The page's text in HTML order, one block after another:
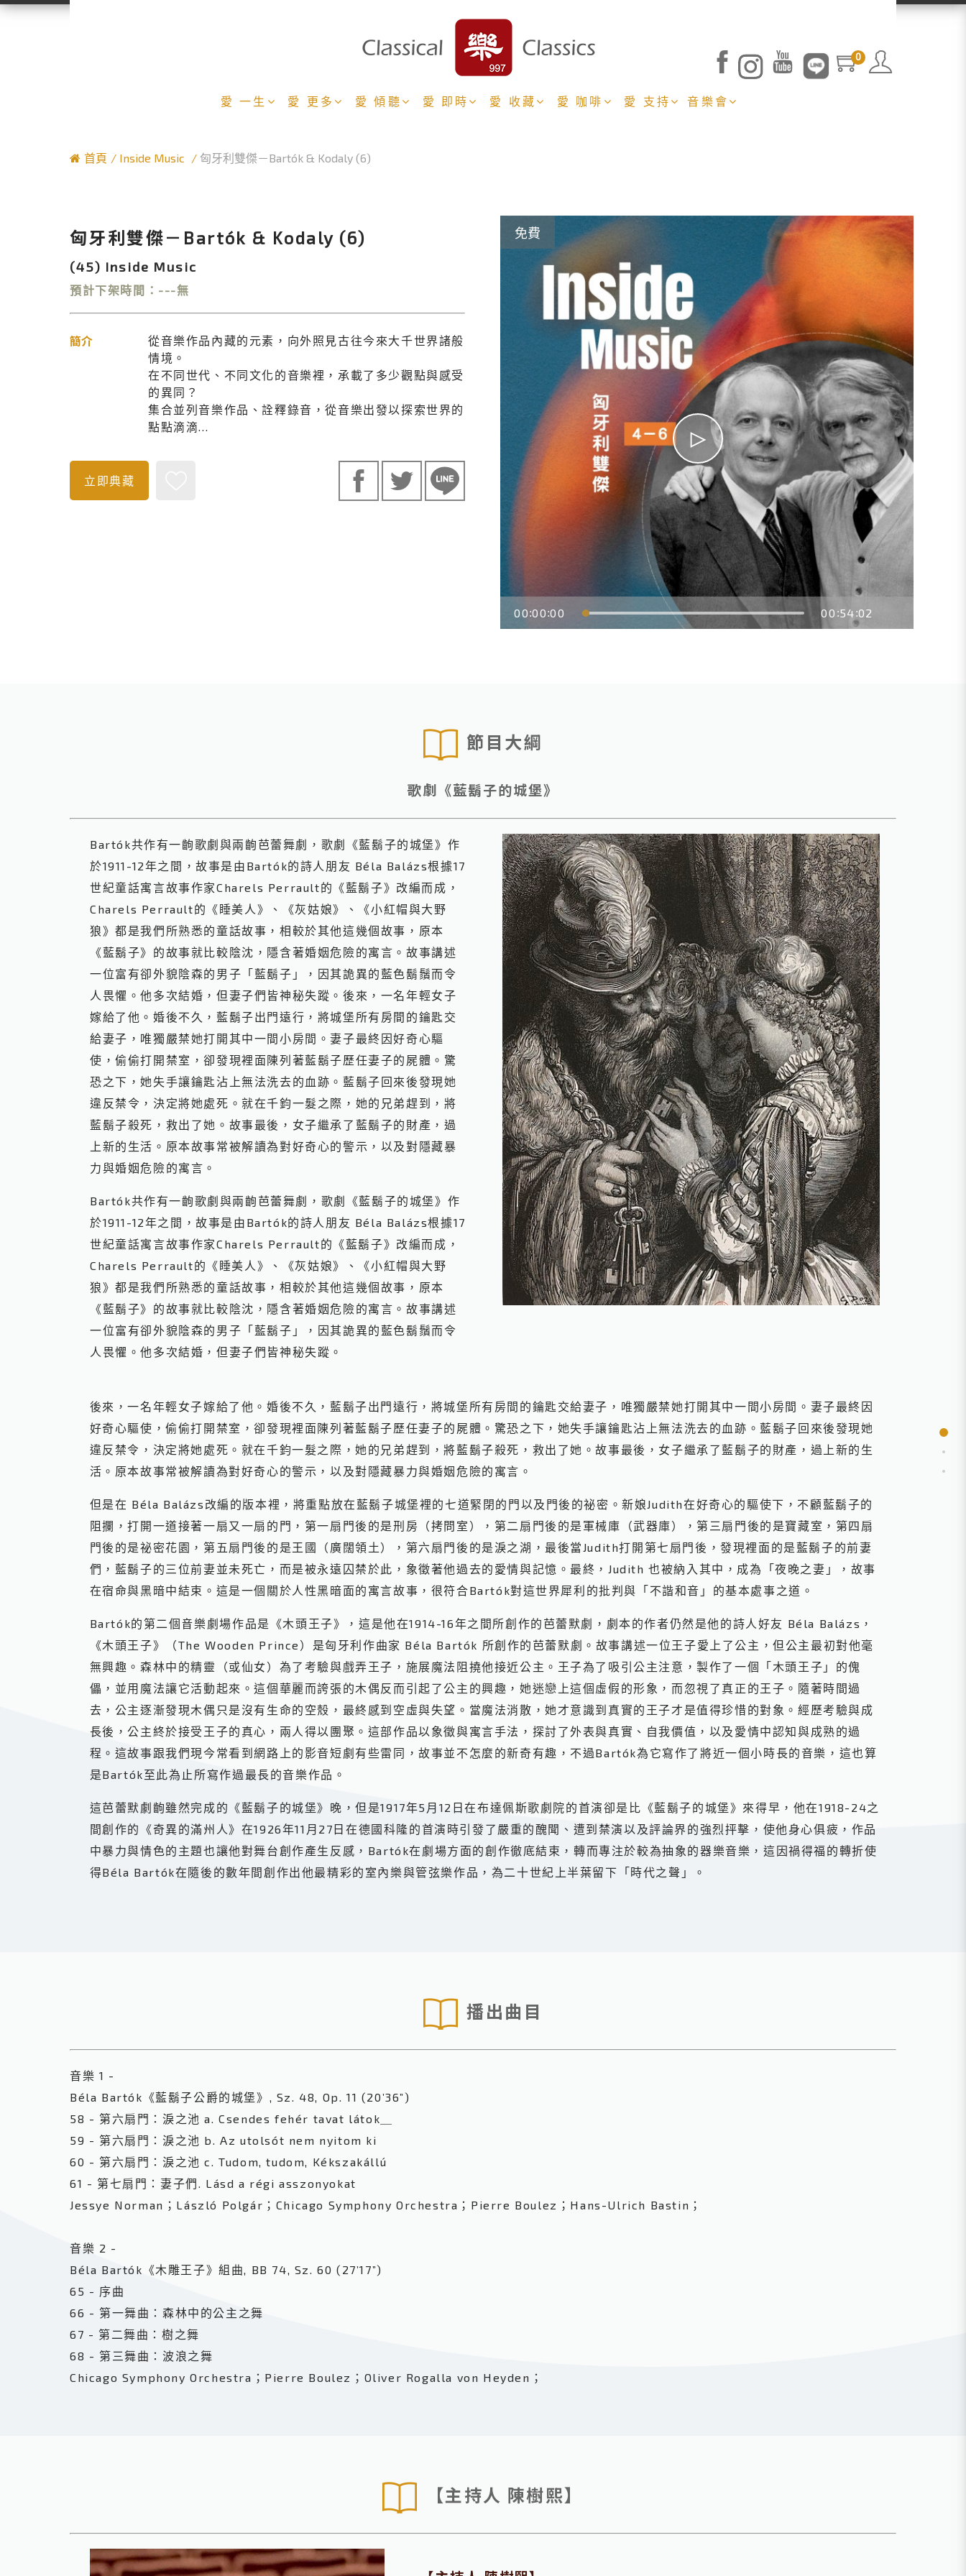
0
愛 一生 愛 更多 愛 傾聽 愛 即時 愛 收藏 愛 咖啡 愛 支持 音樂會
首頁 Inside Music 匈牙利雙傑－Bartók & Kodaly (6)
匈牙利雙傑－Bartók & Kodaly (6)
(45) Inside Music
預計下架時間：---無
簡介
從音樂作品內藏的元素，向外照見古往今來大千世界諸般
情境。
在不同世代、不同文化的音樂裡，承載了多少觀點與感受
的異同？
集合並列音樂作品、詮釋錄音，從音樂出發以探索世界的
點點滴滴...
立即典藏
00:00:00 00 :54:02
節目大綱
歌劇《藍鬍子的城堡》
Bartók共作有一齣歌劇與兩齣芭蕾舞劇，歌劇《藍鬍子的城堡》作
於1911-12年之間，故事是由Bartók的詩人朋友 Béla Balázs根據17
世紀童話寓言故事作家Charels Perrault的《藍鬍子》改編而成，
Charels Perrault的《睡美人》、《灰姑娘》、《小紅帽與大野
狼》都是我們所熟悉的童話故事，相較於其他這幾個故事，原本
《藍鬍子》的故事就比較陰沈，隱含著婚姻危險的寓言。故事講述
一位富有卻外貌陰森的男子「藍鬍子」，因其詭異的藍色鬍鬚而令
人畏懼。他多次結婚，但妻子們皆神秘失蹤。後來，一名年輕女子
嫁給了他。婚後不久，藍鬍子出門遠行，將城堡所有房間的鑰匙交
給妻子，唯獨嚴禁她打開其中一間小房間。妻子最終因好奇心驅
使，偷偷打開禁室，卻發現裡面陳列著藍鬍子歷任妻子的屍體。驚
恐之下，她失手讓鑰匙沾上無法洗去的血跡。藍鬍子回來後發現她
違反禁令，決定將她處死。就在千鈞一髮之際，她的兄弟趕到，將
藍鬍子殺死，救出了她。故事最後，女子繼承了藍鬍子的財產，過
上新的生活。原本故事常被解讀為對好奇心的警示，以及對隱藏暴
力與婚姻危險的寓言。
Bartók共作有一齣歌劇與兩齣芭蕾舞劇，歌劇《藍鬍子的城堡》作
於1911-12年之間，故事是由Bartók的詩人朋友 Béla Balázs根據17
世紀童話寓言故事作家Charels Perrault的《藍鬍子》改編而成，
Charels Perrault的《睡美人》、《灰姑娘》、《小紅帽與大野
狼》都是我們所熟悉的童話故事，相較於其他這幾個故事，原本
《藍鬍子》的故事就比較陰沈，隱含著婚姻危險的寓言。故事講述
一位富有卻外貌陰森的男子「藍鬍子」，因其詭異的藍色鬍鬚而令
人畏懼。他多次結婚，但妻子們皆神秘失蹤。
後來，一名年輕女子嫁給了他。婚後不久，藍鬍子出門遠行，將城堡所有房間的鑰匙交給妻子，唯獨嚴禁她打開其中一間小房間。妻子最終因
好奇心驅使，偷偷打開禁室，卻發現裡面陳列著藍鬍子歷任妻子的屍體。驚恐之下，她失手讓鑰匙沾上無法洗去的血跡。藍鬍子回來後發現她
違反禁令，決定將她處死。就在千鈞一髮之際，她的兄弟趕到，將藍鬍子殺死，救出了她。故事最後，女子繼承了藍鬍子的財產，過上新的生
活。原本故事常被解讀為對好奇心的警示，以及對隱藏暴力與婚姻危險的寓言。
但是在 Béla Balázs改編的版本裡，將重點放在藍鬍子城堡裡的七道緊閉的門以及門後的祕密。新娘Judith在好奇心的驅使下，不顧藍鬍子的
阻攔，打開一道接著一扇又一扇的門，第一扇門後的是刑房（拷問室），第二扇門後的是軍械庫（武器庫），第三扇門後的是寶藏室，第四扇
門後的是祕密花園，第五扇門後的是王國（廣闊領土），第六扇門後的是淚之湖，最後當Judith打開第七扇門後，發現裡面的是藍鬍子的前妻
們，藍鬍子的三位前妻並未死亡，而是被永遠囚禁於此，象徵著他過去的愛情與記憶。最終，Judith 也被納入其中，成為「夜晚之妻」，故事
在宿命與黑暗中結束。這是一個關於人性黑暗面的寓言故事，很符合Bartók對這世界犀利的批判與「不諧和音」的基本處事之道。
Bartók的第二個音樂劇場作品是《木頭王子》，這是他在1914-16年之間所創作的芭蕾默劇，劇本的作者仍然是他的詩人好友 Béla Balázs，
《木頭王子》（The Wooden Prince）是匈牙利作曲家 Béla Bartók 所創作的芭蕾默劇。故事講述一位王子愛上了公主，但公主最初對他毫
無興趣。森林中的精靈（或仙女）為了考驗與戲弄王子，施展魔法阻撓他接近公主。王子為了吸引公主注意，製作了一個「木頭王子」的傀
儡，並用魔法讓它活動起來。這個華麗而誇張的木偶反而引起了公主的興趣，她迷戀上這個虛假的形象，而忽視了真正的王子。隨著時間過
去，公主逐漸發現木偶只是沒有生命的空殼，最終感到空虛與失望。當魔法消散，她才意識到真實的王子才是值得珍惜的對象。經歷考驗與成
長後，公主終於接受王子的真心，兩人得以團聚。這部作品以象徵與寓言手法，探討了外表與真實、自我價值，以及愛情中認知與成熟的過
程。這故事跟我們現今常看到網路上的影音短劇有些雷同，故事並不怎麼的新奇有趣，不過Bartók為它寫作了將近一個小時長的音樂，這也算
是Bartók至此為止所寫作過最長的音樂作品。
這芭蕾默劇齣雖然完成的《藍鬍子的城堡》晚，但是1917年5月12日在布達佩斯歌劇院的首演卻是比《藍鬍子的城堡》來得早，他在1918-24之
間創作的《奇異的滿州人》在1926年11月27日在德國科隆的首演時引發了嚴重的醜聞、遭到禁演以及評論界的強烈抨擊，使他身心俱疲，作品
中暴力與情色的主題也讓他對舞台創作產生反感，Bartók在劇場方面的創作徹底結束，轉而專注於較為抽象的器樂音樂，這因禍得福的轉折使
得Béla Bartók在隨後的數年間創作出他最精彩的室內樂與管弦樂作品，為二十世紀上半葉留下「時代之聲」。
播出曲目
音樂 1 -
Béla Bartók《藍鬍子公爵的城堡》, Sz. 48, Op. 11 (20’36”)
58 - 第六扇門：淚之池 a. Csendes fehér tavat látok＿
59 - 第六扇門：淚之池 b. Az utolsót nem nyitom ki
60 - 第六扇門：淚之池 c. Tudom, tudom, Kékszakállú
61 - 第七扇門：妻子們. Lásd a régi asszonyokat
Jessye Norman；László Polgár；Chicago Symphony Orchestra；Pierre Boulez；Hans-Ulrich Bastin；
音樂 2 -
Béla Bartók《木雕王子》組曲, BB 74, Sz. 60 (27’17”)
65 - 序曲
66 - 第一舞曲：森林中的公主之舞
67 - 第二舞曲：樹之舞
68 - 第三舞曲：波浪之舞
Chicago Symphony Orchestra；Pierre Boulez；Oliver Rogalla von Heyden；
【主持人 陳樹熙】